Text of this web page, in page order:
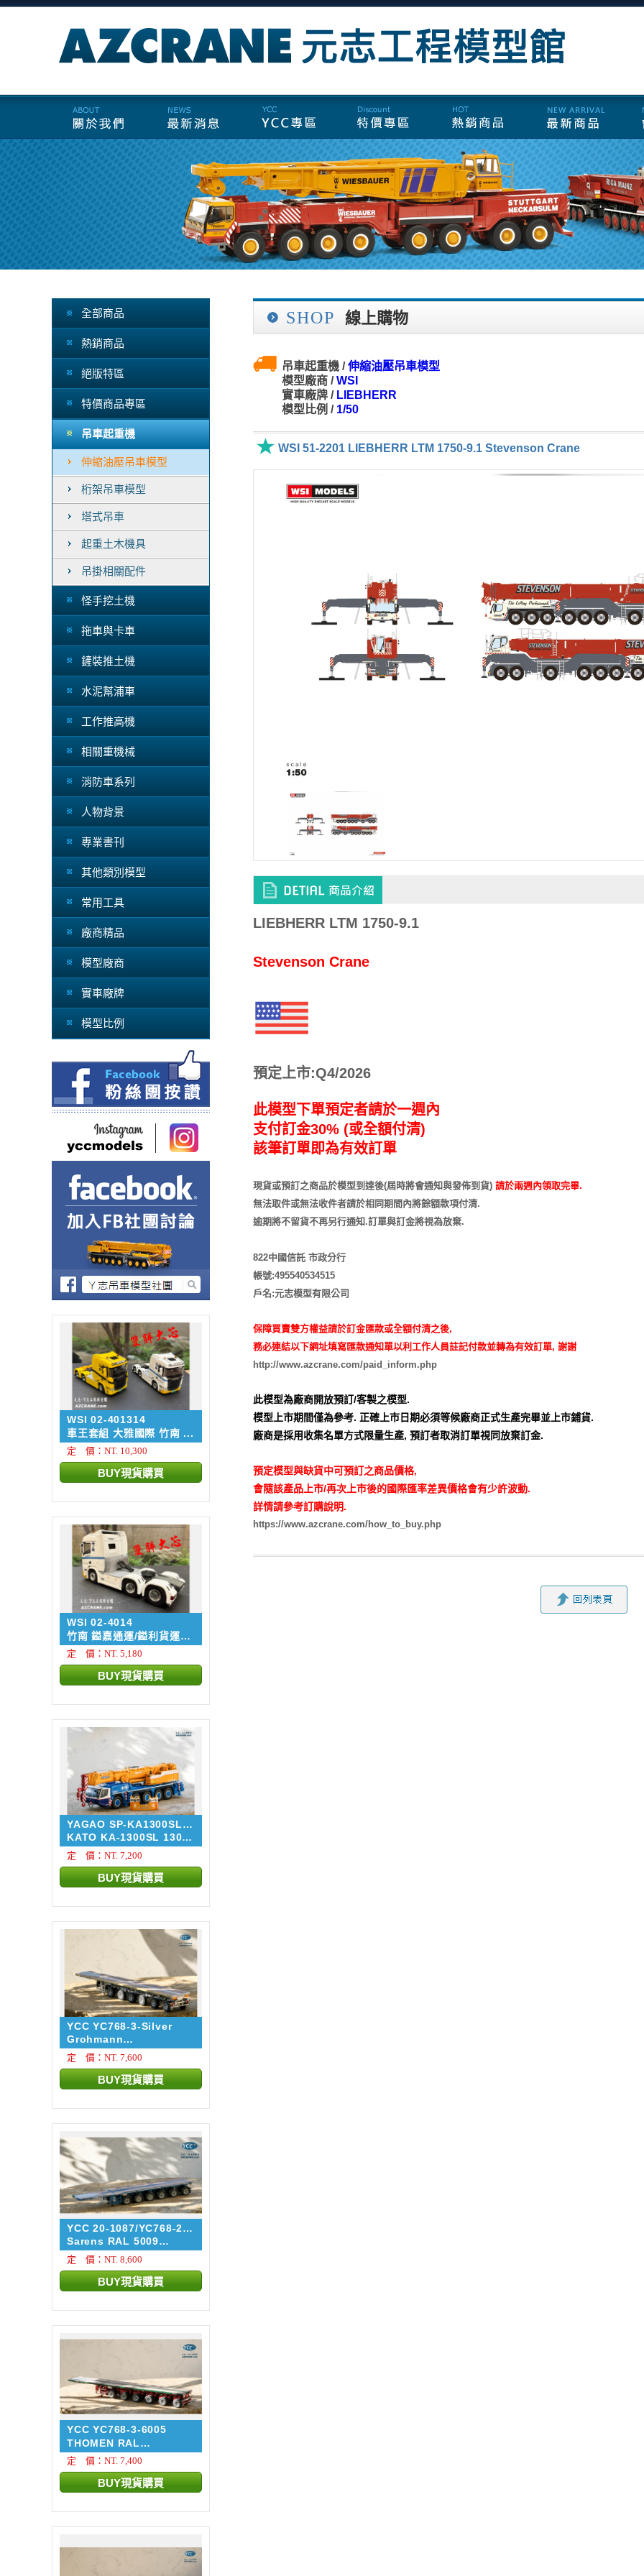
全部商品
熱銷商品
絕版特區
特價商品專區
吊車起重機
伸縮油壓吊車模型
桁架吊車模型
塔式吊車
起重土木機具
吊掛相關配件
怪手挖土機
拖車與卡車
鏟裝推土機
水泥幫浦車
工作推高機
相關重機械
消防車系列
人物背景
專業書刊
其他類別模型
常用工具
廠商精品
模型廠商
實車廠牌
模型比例
WSI 02-401314
車王套組 大雅國際 竹南 ...
定 價：NT. 10,300
WSI 02-4014
竹南 鎰嘉通運/鎰利貨運
車...
定 價：NT. 5,180
YAGAO SP-KA1300SL-
DG
KATO KA-1300SL 130噸
級 東...
定 價：NT. 7,200
YCC YC768-3-Silver
Grohmann
NOOTEBOOM EUROT...
定 價：NT. 7,600
YCC 20-1087/YC768-2-
5009
Sarens RAL 5009
NOOTEBOO...
定 價：NT. 8,600
YCC YC768-3-6005
THOMEN RAL
6005/3002 NOO...
定 價：NT. 7,400
SHOP 線上購物
吊車起重機 /伸縮油壓吊車模型
模型廠商 /WSI
實車廠牌 / LIEBHERR
模型比例 / 1/50
WSI 51-2201 LIEBHERR LTM 1750-9.1 Stevenson Crane
LIEBHERR LTM 1750-9.1
Stevenson Crane
預定上市:Q4/2026
此模型下單預定者請於一週內
支付訂金30% (或全額付清)
該筆訂單即為有效訂單
現貨或預訂之商品於模型到達後(屆時將會通知與發佈到貨) 請於兩週內領取完畢.
無法取件或無法收件者請於相同期間內將餘額款項付清.
逾期將不留貨不再另行通知 .訂單與訂金將視為放棄.
822中國信託 市政分行
帳號:495540534515
戶名:元志模型有限公司
保障買賣雙方權益請於訂金匯款或全額付清之後,
務必連結以下網址填寫匯款通知單以利工作人員註記付款並轉為有效訂單, 謝謝
http://www.azcrane.com/paid_inform.php
此模型為廠商開放預訂/客製之模型.
模型上市期間僅為參考. 正確上市日期必須等候廠商正式生產完畢並上市鋪貨.
廠商是採用收集名單方式限量生產, 預訂者取消訂單視同放棄訂金.
預定模型與缺貨中可預訂之商品價格,
會隨該產品上市/再次上市後的國際匯率差異價格會有少許波動.
詳情請參考訂購說明.
https://www.azcrane.com/how_to_buy.php